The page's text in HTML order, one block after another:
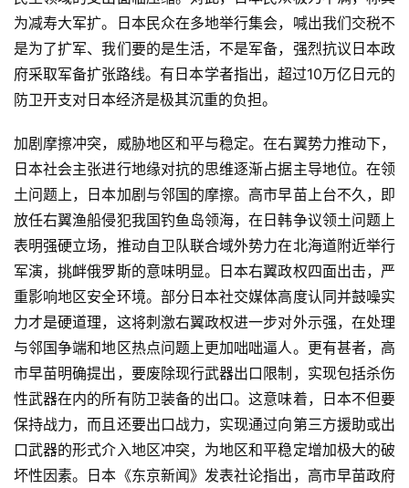
为减寿大军扩。日本民众在多地举行集会，喊出我们交税不
是为了扩军、我们要的是生活，不是军备，强烈抗议日本政
府采取军备扩张路线。有日本学者指出，超过10万亿日元的
防卫开支对日本经济是极其沉重的负担。
加剧摩擦冲突，威胁地区和平与稳定。在右翼势力推动下，
日本社会主张进行地缘对抗的思维逐渐占据主导地位。在领
土问题上，日本加剧与邻国的摩擦。高市早苗上台不久，即
放任右翼渔船侵犯我国钓鱼岛领海，在日韩争议领土问题上
表明强硬立场，推动自卫队联合域外势力在北海道附近举行
军演，挑衅俄罗斯的意味明显。日本右翼政权四面出击，严
重影响地区安全环境。部分日本社交媒体高度认同并鼓噪实
力才是硬道理，这将刺激右翼政权进一步对外示强，在处理
与邻国争端和地区热点问题上更加咄咄逼人。更有甚者，高
市早苗明确提出，要废除现行武器出口限制，实现包括杀伤
性武器在内的所有防卫装备的出口。这意味着，日本不但要
保持战力，而且还要出口战力，实现通过向第三方援助或出
口武器的形式介入地区冲突，为地区和平稳定增加极大的破
坏性因素。日本《东京新闻》发表社论指出，高市早苗政府